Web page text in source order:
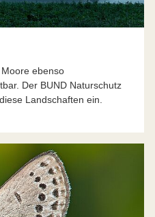
ebenso
Der BUND Naturschutz
Landschaften ein.